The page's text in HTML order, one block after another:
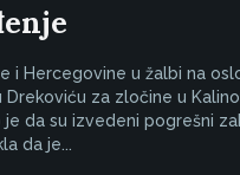
i Hercegovine u žalbi na
Drekoviću za zločine u
da su izvedeni pogrešni
da je...